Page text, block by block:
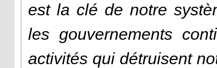
est la clé de notre
les gouvernements
activités qui détruisent